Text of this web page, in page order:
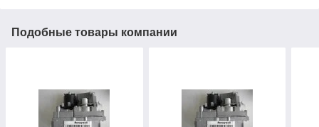
Подобные товары компании